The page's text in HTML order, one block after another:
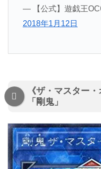
— 【公式】遊戯王
2018年1月12日
《ザ・マスター
「剛鬼」